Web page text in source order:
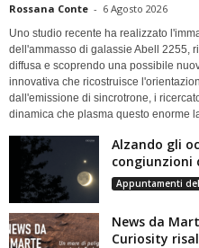
Rossana Conte - 6 Agosto 2026
Uno studio recente ha realizzato
dell'ammasso di galassie Abell 2255,
diffusa e scoprendo una possibile
innovativa che ricostruisce
dall'emissione di sincrotrone, i
dinamica che plasma questo enorme
Alzando gli
congiunzioni
Appuntamenti
News da
Curiosity